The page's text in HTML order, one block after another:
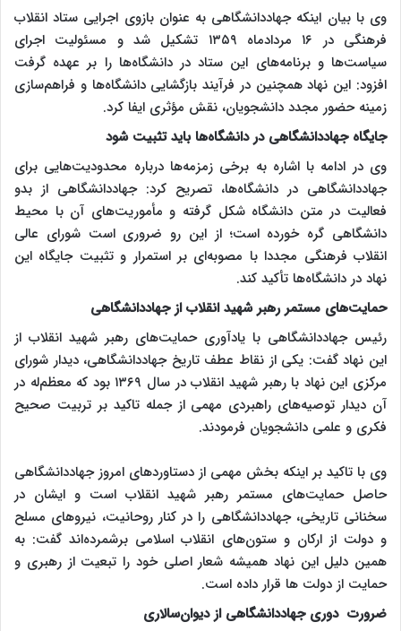
وی با بیان اینکه جهاددانشگاهی به عنوان بازوی اجرایی ستاد انقلاب
فرهنگی در ۱۶ مردادماه ۱۳۵۹ تشکیل شد و مسئولیت اجرای
سیاست‌ها و برنامه‌های این ستاد در دانشگاه‌ها را بر عهده گرفت
افزود: این نهاد همچنین در فرآیند بازگشایی دانشگاه‌ها و فراهم‌سازی
زمینه حضور مجدد دانشجویان، نقش مؤثری ایفا کرد.
جایگاه جهاددانشگاهی در دانشگاه‌ها باید تثبیت شود
وی در ادامه با اشاره به برخی زمزمه‌ها درباره محدودیت‌هایی برای
جهاددانشگاهی در دانشگاه‌ها، تصریح کرد: جهاددانشگاهی از بدو
فعالیت در متن دانشگاه شکل گرفته و مأموریت‌های آن با محیط
دانشگاهی گره خورده است؛ از این رو ضروری است شورای عالی
انقلاب فرهنگی مجددا با مصوبه‌ای بر استمرار و تثبیت جایگاه این
نهاد در دانشگاه‌ها تأکید کند.
حمایت‌های مستمر رهبر شهید انقلاب از جهاددانشگاهی
رئیس جهاددانشگاهی با یادآوری حمایت‌های رهبر شهید انقلاب از
این نهاد گفت: یکی از نقاط عطف تاریخ جهاددانشگاهی، دیدار شورای
مرکزی این نهاد با رهبر شهید انقلاب در سال ۱۳۶۹ بود که معظم‌له در
آن دیدار توصیه‌های راهبردی مهمی از جمله تاکید بر تربیت صحیح
فکری و علمی دانشجویان فرمودند.
وی با تاکید بر اینکه بخش مهمی از دستاوردهای امروز جهاددانشگاهی
حاصل حمایت‌های مستمر رهبر شهید انقلاب است و ایشان در
سخنانی تاریخی، جهاددانشگاهی را در کنار روحانیت، نیروهای مسلح
و دولت از ارکان و ستون‌های انقلاب اسلامی برشمرده‌اند گفت: به
همین دلیل این نهاد همیشه شعار اصلی خود را تبعیت از رهبری و
حمایت از دولت ها قرار داده است.
ضرورت دوری جهاددانشگاهی از دیوان‌سالاری